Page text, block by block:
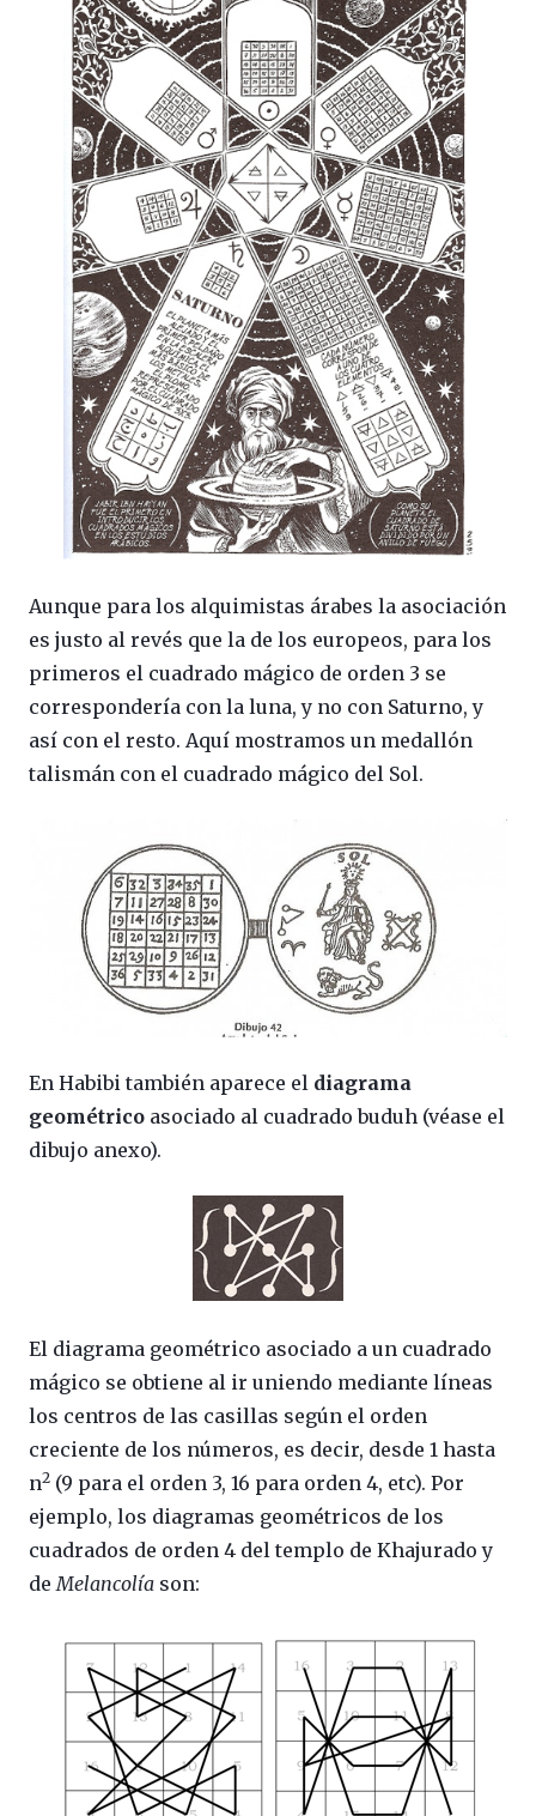
Aunque para los alquimistas árabes la asociación
es justo al revés que la de los europeos, para los
primeros el cuadrado mágico de orden 3 se
correspondería con la luna, y no con Saturno, y
así con el resto. Aquí mostramos un medallón
talismán con el cuadrado mágico del Sol.
En Habibi también aparece el diagrama
geométrico asociado al cuadrado buduh (véase el
dibujo anexo).
El diagrama geométrico asociado a un cuadrado
mágico se obtiene al ir uniendo mediante líneas
los centros de las casillas según el orden
creciente de los números, es decir, desde 1 hasta
n2 (9 para el orden 3, 16 para orden 4, etc). Por
ejemplo, los diagramas geométricos de los
cuadrados de orden 4 del templo de Khajurado y
deMelancolía son: